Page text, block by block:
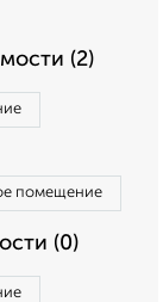
(2)
помещение
(0)